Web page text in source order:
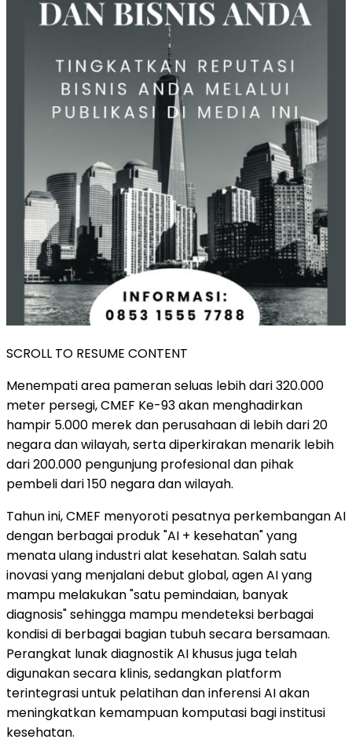
SCROLL TO RESUME CONTENT
Menempati area pameran seluas lebih dari 320.000
meter persegi, CMEF Ke-93 akan menghadirkan
hampir 5.000 merek dan perusahaan di lebih dari 20
negara dan wilayah, serta diperkirakan menarik lebih
dari 200.000 pengunjung profesional dan pihak
pembeli dari 150 negara dan wilayah.
Tahun ini, CMEF menyoroti pesatnya perkembangan AI
dengan berbagai produk "AI + kesehatan" yang
menata ulang industri alat kesehatan. Salah satu
inovasi yang menjalani debut global, agen AI yang
mampu melakukan "satu pemindaian, banyak
diagnosis" sehingga mampu mendeteksi berbagai
kondisi di berbagai bagian tubuh secara bersamaan.
Perangkat lunak diagnostik AI khusus juga telah
digunakan secara klinis, sedangkan platform
terintegrasi untuk pelatihan dan inferensi AI akan
meningkatkan kemampuan komputasi bagi institusi
kesehatan.